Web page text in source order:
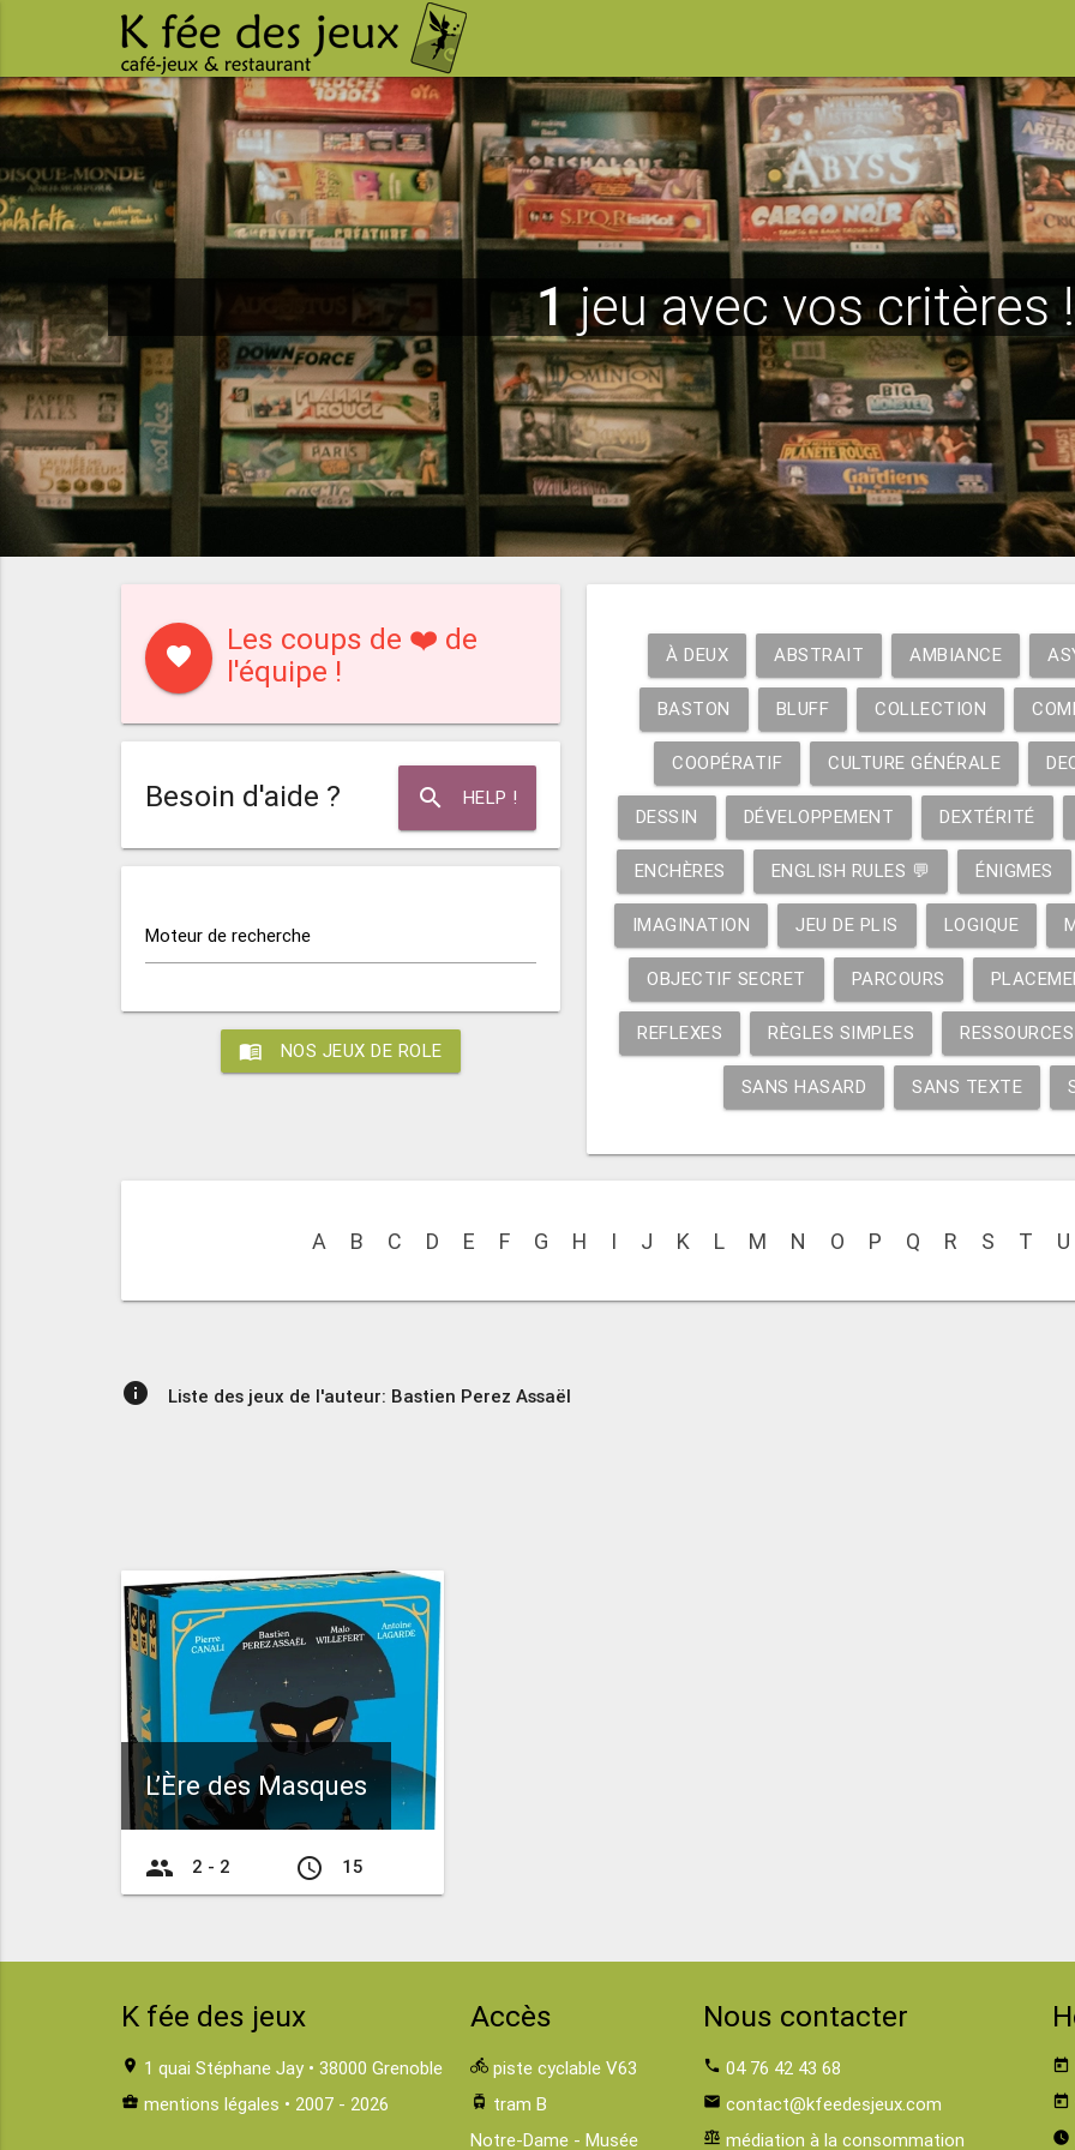
1jeu avec vos critères !
favorite
Les coups de ❤️ de
l'équipe !
search HELP !
Besoin d'aide ?
Moteur de recherche
menu_book NOS JEUX DE ROLE
À DEUX ABSTRAIT AMBIANCE
BASTON BLUFF COLLECTION
COOPÉRATIF CULTURE GÉNÉRALE
DESSIN DÉVELOPPEMENT DEXTÉRITÉ
ENCHÈRES ENGLISH RULES 💬 ÉNIGMES
IMAGINATION JEU DE PLIS LOGIQUE
OBJECTIF SECRET PARCOURS
REFLEXES RÈGLES SIMPLES RESSOURCES
SANS HASARD SANS TEXTE
A B C D E F G H I J K L M N O P Q R S T U
info Liste des jeux de l'auteur: Bastien Perez Assaël
L’Ère des Masques
group 2 - 2 access_time 15
K fée des jeux
location_on 1 quai Stéphane Jay • 38000 Grenoble
business_center mentions légales • 2007 - 2026
Accès
directions_bike piste cyclable V63
tram tram B
Notre-Dame - Musée
Nous contacter
phone 04 76 42 43 68
email contact@kfeedesjeux.com
balance médiation à la consommation
today
today
watch_later